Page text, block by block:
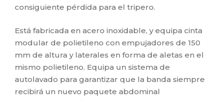
consiguiente pérdida para el tripero.
Está fabricada en acero inoxidable, y equipa cinta
modular de polietileno con empujadores de 150
mm de altura y laterales en forma de aletas en el
mismo polietileno. Equipa un sistema de
autolavado para garantizar que la banda siempre
recibirá un nuevo paquete abdominal